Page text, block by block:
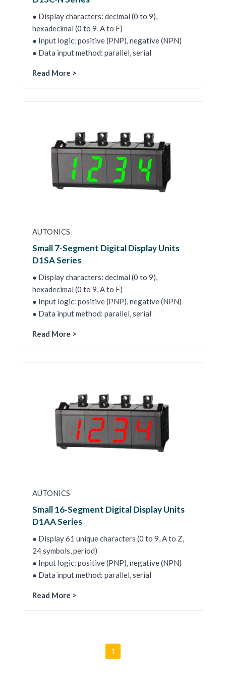
● Display characters: decimal (0 to 9),
hexadecimal (0 to 9, A to F)
● Input logic: positive (PNP), negative (NPN)
● Data input method: parallel, serial
Read More >
AUTONICS
Small 7-Segment Digital Display Units
D1SA Series
● Display characters: decimal (0 to 9),
hexadecimal (0 to 9, A to F)
● Input logic: positive (PNP), negative (NPN)
● Data input method: parallel, serial
Read More >
AUTONICS
Small 16-Segment Digital Display Units
D1AA Series
● Display 61 unique characters (0 to 9, A to Z,
24 symbols, period)
● Input logic: positive (PNP), negative (NPN)
● Data input method: parallel, serial
Read More >
1